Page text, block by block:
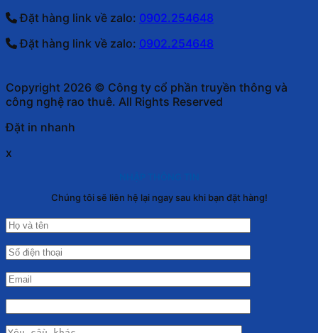
Đặt hàng link về zalo: 0902.254648
Đặt hàng link về zalo: 0902.254648
Copyright 2026 © Công ty cổ phần truyền thông và
công nghệ rao thuê. All Rights Reserved
Đặt in nhanh
x
Chúng tôi sẽ liên hệ lại ngay sau khi bạn đặt hàng!